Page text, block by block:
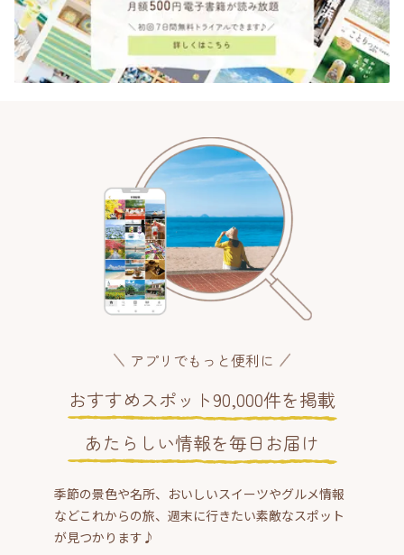
アプリでもっと便利に
おすすめスポット90,000件を掲載
あたらしい情報を毎日お届け
季節の景色や名所、おいしいスイーツやグルメ情報
などこれからの旅、週末に行きたい素敵なスポット
が見つかります♪